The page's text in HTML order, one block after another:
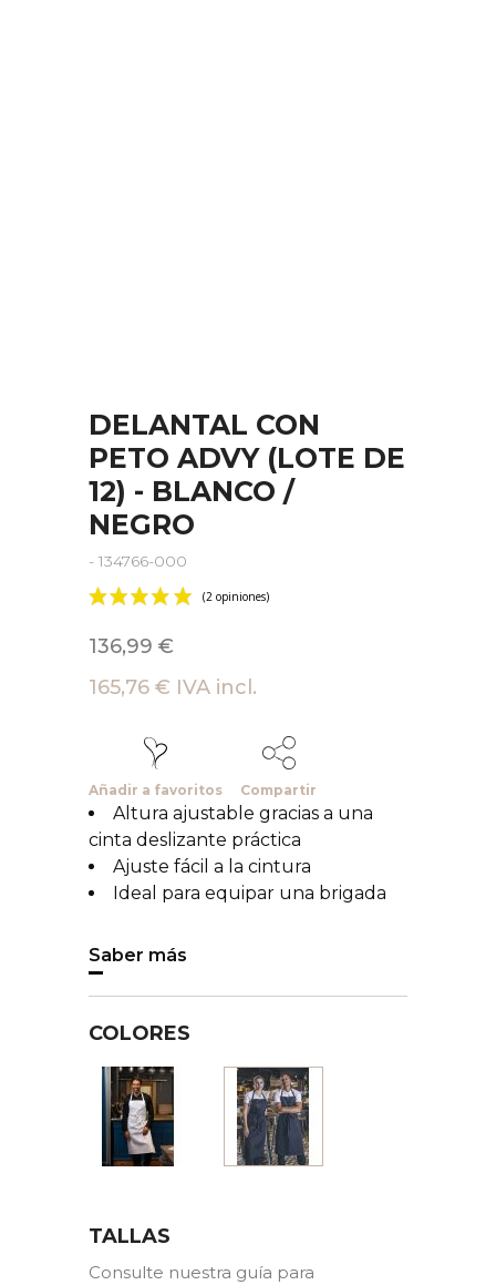
DELANTAL CON
PETO ADVY (LOTE DE
12) - BLANCO /
NEGRO
- 134766-000
136,99 €
165,76 € IVA incl.
Añadir a favoritos Compartir
Altura ajustable gracias a una
cinta deslizante práctica
Ajuste fácil a la cintura
Ideal para equipar una brigada
Saber más
COLORES
Blanco
TALLAS
Consulte nuestra guía para